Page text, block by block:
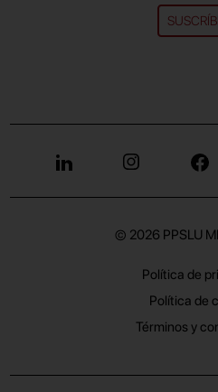
© 2026 PPSLU
Política de
Política de
Términos y